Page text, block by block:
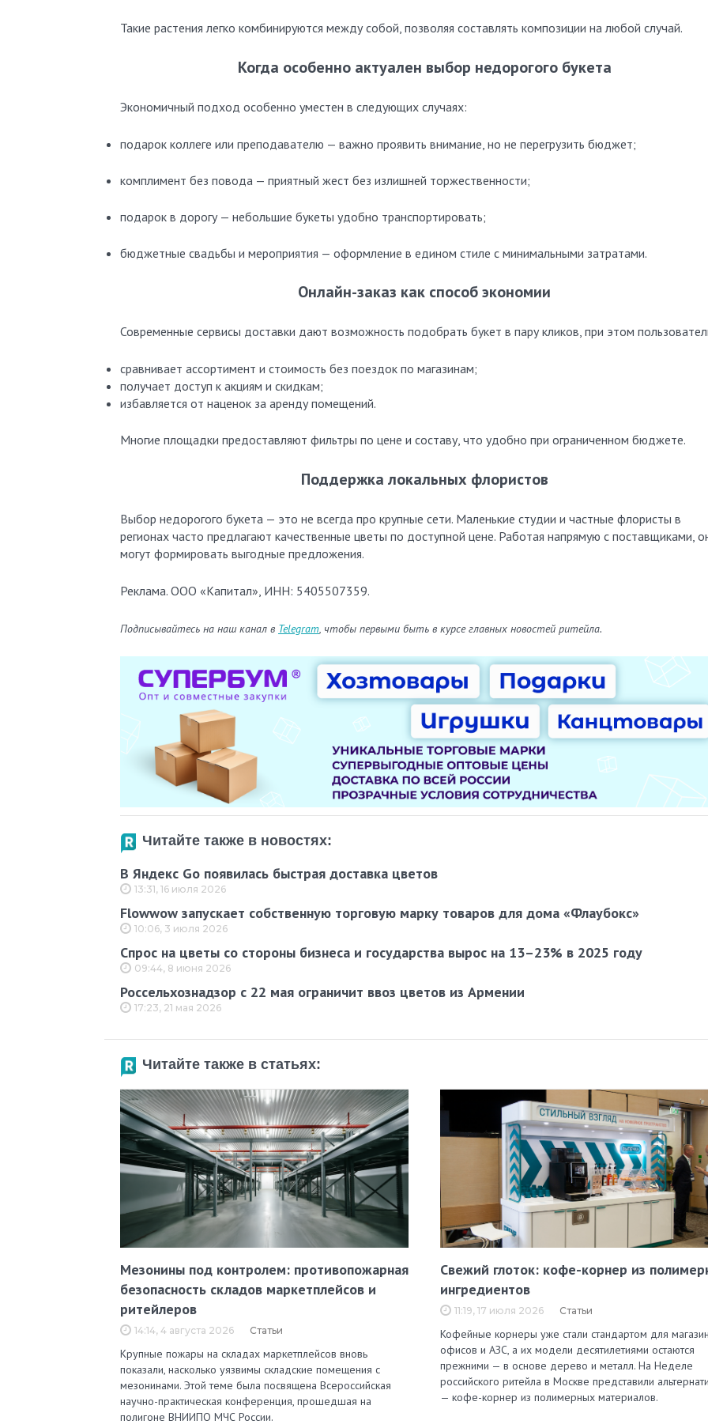
Такие растения легко комбинируются между собой, позволяя составлять композиции на любой случай.
Когда особенно актуален выбор недорогого букета
Экономичный подход особенно уместен в следующих случаях:
подарок коллеге или преподавателю — важно проявить внимание, но не перегрузить бюджет;
комплимент без повода — приятный жест без излишней торжественности;
подарок в дорогу — небольшие букеты удобно транспортировать;
бюджетные свадьбы и мероприятия — оформление в едином стиле с минимальными затратами.
Онлайн-заказ как способ экономии
Современные сервисы доставки дают возможность подобрать букет в пару кликов, при этом
сравнивает ассортимент и стоимость без поездок по магазинам;
получает доступ к акциям и скидкам;
избавляется от наценок за аренду помещений.
Многие площадки предоставляют фильтры по цене и составу, что удобно при ограниченном бюджете.
Поддержка локальных флористов
Выбор недорогого букета — это не всегда про крупные сети. Маленькие студии и частные флористы в
регионах часто предлагают качественные цветы по доступной цене. Работая напрямую с поставщиками,
могут формировать выгодные предложения.
Реклама. ООО «Капитал», ИНН: 5405507359.
Подписывайтесь на наш канал в Telegram, чтобы первыми быть в курсе главных новостей ритейла.
Читайте также в новостях:
В Яндекс Go появилась быстрая доставка цветов
13:31, 16 июля 2026
Flowwow запускает собственную торговую марку товаров для дома «Флаубокс»
10:06, 3 июля 2026
Спрос на цветы со стороны бизнеса и государства вырос на 13–23% в 2025 году
09:44, 8 июня 2026
Россельхознадзор с 22 мая ограничит ввоз цветов из Армении
17:23, 21 мая 2026
Читайте также в статьях:
Мезонины под контролем: противопожарная
безопасность складов маркетплейсов и
ритейлеров
14:14, 4 августа 2026 Статьи
Крупные пожары на складах маркетплейсов вновь
показали, насколько уязвимы складские помещения с
мезонинами. Этой теме была посвящена Всероссийская
научно-практическая конференция, прошедшая на
полигоне ВНИИПО МЧС России.
Свежий глоток: кофе-корнер из
ингредиентов
11:19, 17 июля 2026 Статьи
Кофейные корнеры уже стали стандартом для
офисов и АЗС, а их модели десятилетиями остаются
прежними — в основе дерево и металл. На Неделе
российского ритейла в Москве представили
— кофе-корнер из полимерных материалов.